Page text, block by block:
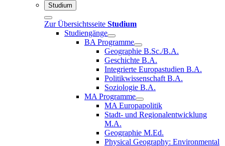
Studium
Zur Übersichtsseite Studium
Studiengänge
BA Programme
Geographie B.Sc./B.A.
Geschichte B.A.
Integrierte Europastudien B.A.
Politikwissenschaft B.A.
Soziologie B.A.
MA Programme
MA Europapolitik
Stadt- und Regionalentwicklung
M.A.
Geographie M.Ed.
Physical Geography: Environmental